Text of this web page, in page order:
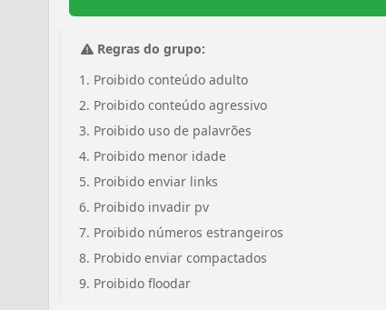
Regras do grupo:
Proibido conteúdo adulto
Proibido conteúdo agressivo
Proibido uso de palavrões
Proibido menor idade
Proibido enviar links
Proibido invadir pv
Proibido números estrangeiros
Probido enviar compactados
Proibido floodar